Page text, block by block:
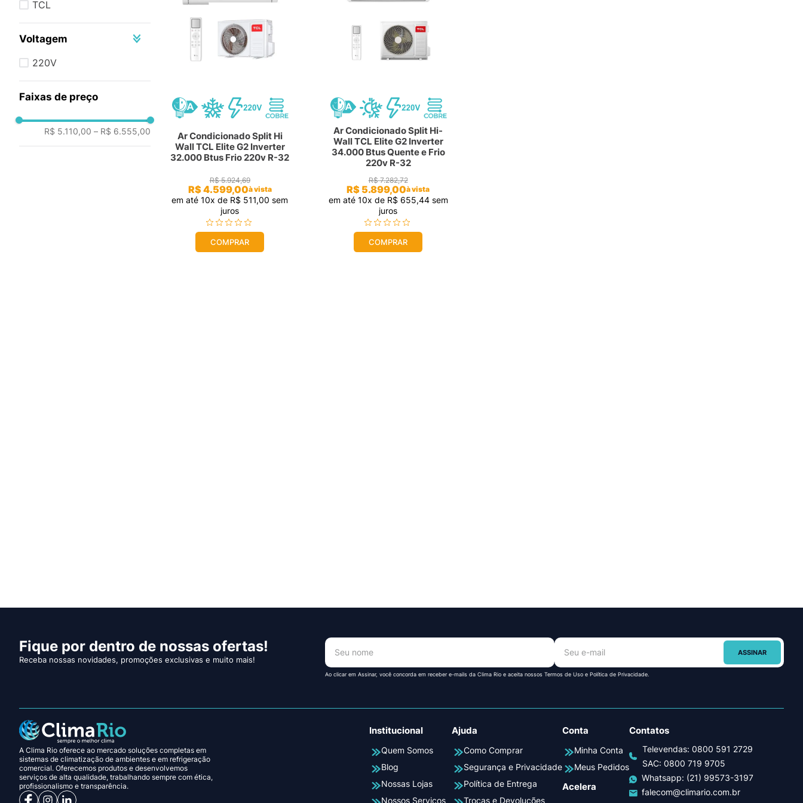
TCL
Voltagem
220V
Faixas de preço
R$ 5.110,00 – R$ 6.555,00
Ar Condicionado Split Hi
Wall TCL Elite G2 Inverter
32.000 Btus Frio 220v R-32
R$ 5.924,69
R$4.599,00à vista
em até 10x de R$ 511,00 sem
juros
COMPRAR
Ar Condicionado Split Hi-
Wall TCL Elite G2 Inverter
34.000 Btus Quente e Frio
220v R-32
R$ 7.282,72
R$ 5.899,00à vista
em até 10x de R$ 655,44sem
juros
COMPRAR
Fique por dentro de nossas ofertas!
Receba nossas novidades, promoções exclusivas e muito mais!
ASSINAR
Ao clicar em Assinar, você concorda em receber e-mails da Clima Rio e aceita nossos Termos de Uso e Política de Privacidade.
A Clima Rio oferece ao mercado soluções completas em
sistemas de climatização de ambientes e em refrigeração
comercial. Oferecemos produtos e desenvolvemos
serviços de alta qualidade, trabalhando sempre com ética,
profissionalismo e transparência.
Institucional
Quem Somos
Blog
Nossas Lojas
Nossos Serviços
Ajuda
Como Comprar
Segurança e Privacidade
Política de Entrega
Trocas e Devoluções
Conta
Minha Conta
Meus Pedidos
Acelera
Contatos
Televendas: 0800 591 2729
SAC: 0800 719 9705
Whatsapp: (21) 99573-3197
falecom@climario.com.br